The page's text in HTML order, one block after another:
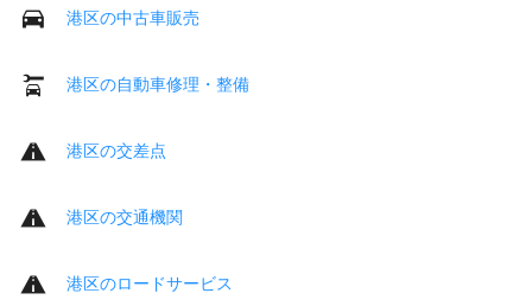
港区の中古車販売
港区の自動車修理・整備
港区の交差点
港区の交通機関
港区のロードサービス